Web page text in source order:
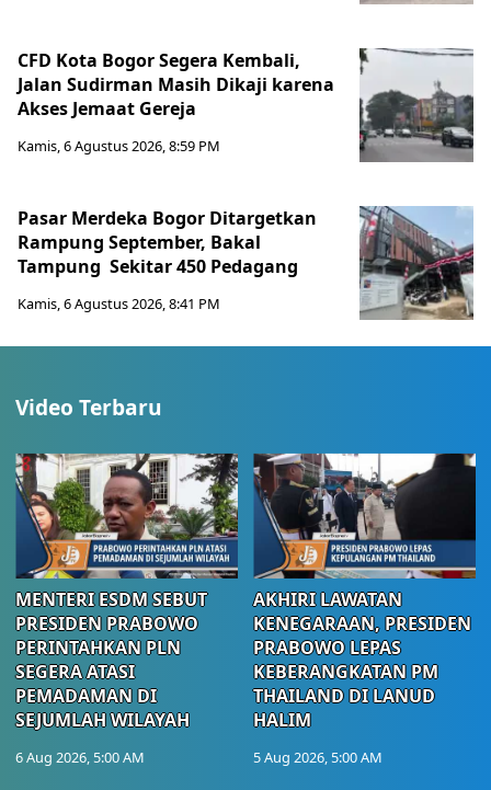
CFD Kota Bogor Segera Kembali,
Jalan Sudirman Masih Dikaji karena
Akses Jemaat Gereja
Kamis, 6 Agustus 2026, 8:59 PM
Pasar Merdeka Bogor Ditargetkan
Rampung September, Bakal
Tampung Sekitar 450 Pedagang
Kamis, 6 Agustus 2026, 8:41 PM
Video Terbaru
MENTERI ESDM SEBUT
PRESIDEN PRABOWO
PERINTAHKAN PLN
SEGERA ATASI
PEMADAMAN DI
SEJUMLAH WILAYAH
6 Aug 2026, 5:00 AM
AKHIRI LAWATAN
KENEGARAAN, PRESIDEN
PRABOWO LEPAS
KEBERANGKATAN PM
THAILAND DI LANUD
HALIM
5 Aug 2026, 5:00 AM